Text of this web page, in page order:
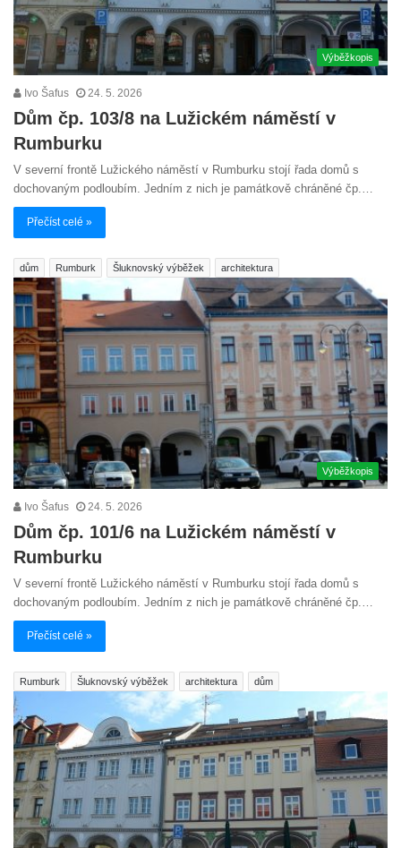
Výběžkopis
Ivo Šafus 24. 5. 2026
Dům čp. 103/8 na Lužickém náměstí v
Rumburku
V severní frontě Lužického náměstí v Rumburku stojí řada domů s
dochovaným podloubím. Jedním z nich je památkově chráněné čp.…
Přečíst celé »
dům Rumburk Šluknovský výběžek architektura
Výběžkopis
Ivo Šafus 24. 5. 2026
Dům čp. 101/6 na Lužickém náměstí v
Rumburku
V severní frontě Lužického náměstí v Rumburku stojí řada domů s
dochovaným podloubím. Jedním z nich je památkově chráněné čp.…
Přečíst celé »
Rumburk Šluknovský výběžek architektura dům